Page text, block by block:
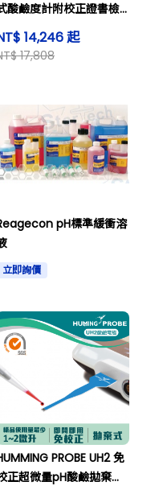
酸鹼度計附校正證書檢
器 Plus14,246 起
17,808
pH標準緩衝溶
立即詢價
PROBE UH2 免
正超微量pH酸鹼拋棄式